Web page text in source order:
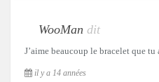
WooMan dit
J’aime beaucoup le bracelet que tu
il y a 14 années